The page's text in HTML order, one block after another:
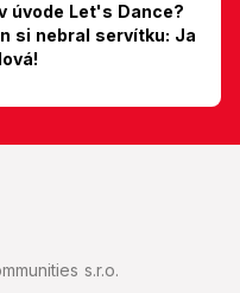
úvode Let's Dance?
si nebral servítku: Ja
s.r.o.